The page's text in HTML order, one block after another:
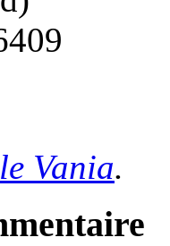
Vania.